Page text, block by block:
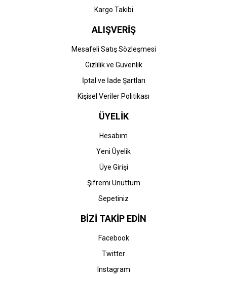
Kargo Takibi
ALIŞVERİŞ
Mesafeli Satış Sözleşmesi
Gizlilik ve Güvenlik
İptal ve İade Şartları
Kişisel Veriler Politikası
ÜYELİK
Hesabım
Yeni Üyelik
Üye Girişi
Şifremi Unuttum
Sepetiniz
BİZİ TAKİP EDİN
Facebook
Twitter
Instagram